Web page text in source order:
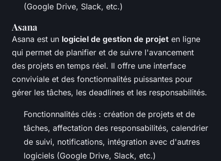
(Google Drive, Slack, etc.)
Asana
Asana est un logiciel de gestion de projet en ligne
qui permet de planifier et de suivre l'avancement
des projets en temps réel. Il offre une interface
conviviale et des fonctionnalités puissantes pour
gérer les tâches, les deadlines et les responsabilités.
Fonctionnalités clés : création de projets et de
tâches, affectation des responsabilités, calendrier
de suivi, notifications, intégration avec d'autres
logiciels (Google Drive, Slack, etc.)